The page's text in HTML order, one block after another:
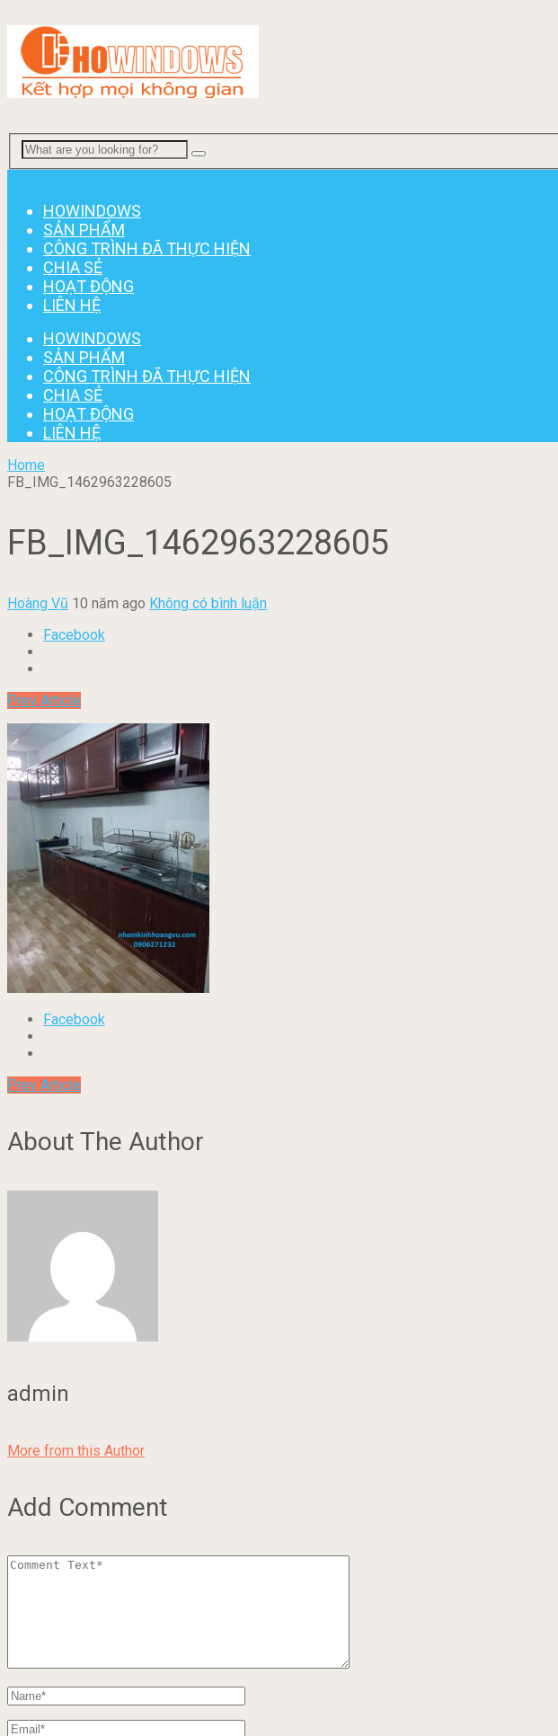
HOWINDOWS
SẢN PHẨM
CÔNG TRÌNH ĐÃ THỰC HIỆN
CHIA SẺ
HOẠT ĐỘNG
LIÊN HỆ
HOWINDOWS
SẢN PHẨM
CÔNG TRÌNH ĐÃ THỰC HIỆN
CHIA SẺ
HOẠT ĐỘNG
LIÊN HỆ
Home
FB_IMG_1462963228605
FB_IMG_1462963228605
Hoàng Vũ 10 năm ago Không có bình luận
Facebook
Prev Article
Facebook
Prev Article
About The Author
admin
More from this Author
Add Comment